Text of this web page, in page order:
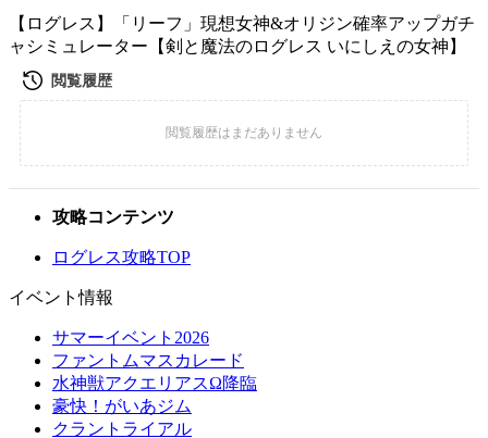
【ログレス】「リーフ」現想女神&オリジン確率アップガチ
ャシミュレーター【剣と魔法のログレス いにしえの女神】
攻略コンテンツ
ログレス攻略TOP
イベント情報
サマーイベント2026
ファントムマスカレード
水神獣アクエリアスΩ降臨
豪快！がいあジム
クラントライアル